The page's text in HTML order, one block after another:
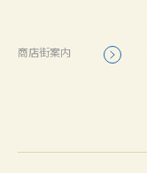
商店街案内